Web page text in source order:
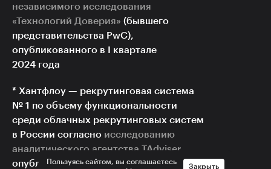
независимого исследования
«Технологий Доверия» (бывшего
представительства PwC),
опубликованного в I квартале
2024 года
* Хантфлоу — рекрутинговая система
№ 1 по объему функциональности
среди облачных рекрутинговых систем
в России согласно исследованию
аналитического агентства TAdviser,
опубликованному в феврале 2021 года
Пользуясь сайтом, вы соглашаетесь
Закрыть